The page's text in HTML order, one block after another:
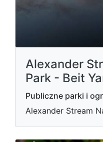
Alexander
Park - Beit
Publiczne parki i
Alexander Stream